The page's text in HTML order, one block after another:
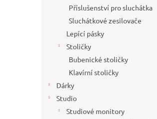
Příslušenství pro sluchátka
Sluchátkové zesilovače
Lepící pásky
Stoličky
Bubenické stoličky
Klavírní stoličky
Dárky
Studio
Studiové monitory